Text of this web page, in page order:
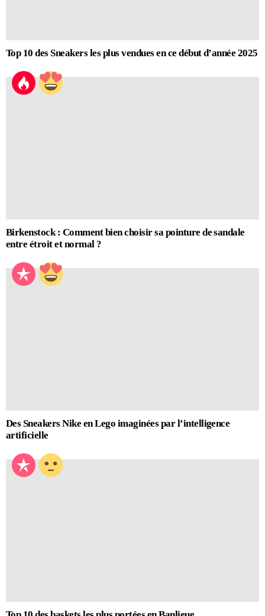
Top 10 des Sneakers les plus vendues en ce début d’année 2025
Birkenstock : Comment bien choisir sa pointure de sandale
entre étroit et normal ?
Des Sneakers Nike en Lego imaginées par l’intelligence
artificielle